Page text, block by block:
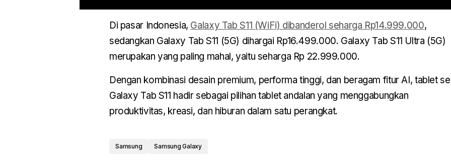
Di pasar Indonesia, Galaxy Tab S11 (WiFi) dibanderol seharga Rp14.999.000,
sedangkan Galaxy Tab S11 (5G) dihargai Rp16.499.000. Galaxy Tab S11 Ultra (5G)
merupakan yang paling mahal, yaitu seharga Rp 22.999.000.
Dengan kombinasi desain premium, performa tinggi, dan beragam fitur AI, tablet
Galaxy Tab S11 hadir sebagai pilihan tablet andalan yang menggabungkan
produktivitas, kreasi, dan hiburan dalam satu perangkat.
Samsung Samsung Galaxy